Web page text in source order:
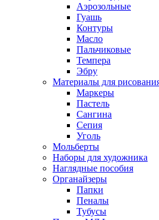
Аэрозольные
Гуашь
Контуры
Масло
Пальчиковые
Темпера
Эбру
Материалы для
Маркеры
Пастель
Сангина
Сепия
Уголь
Мольберты
Наборы для художника
Наглядные пособия
Органайзеры
Папки
Пеналы
Тубусы